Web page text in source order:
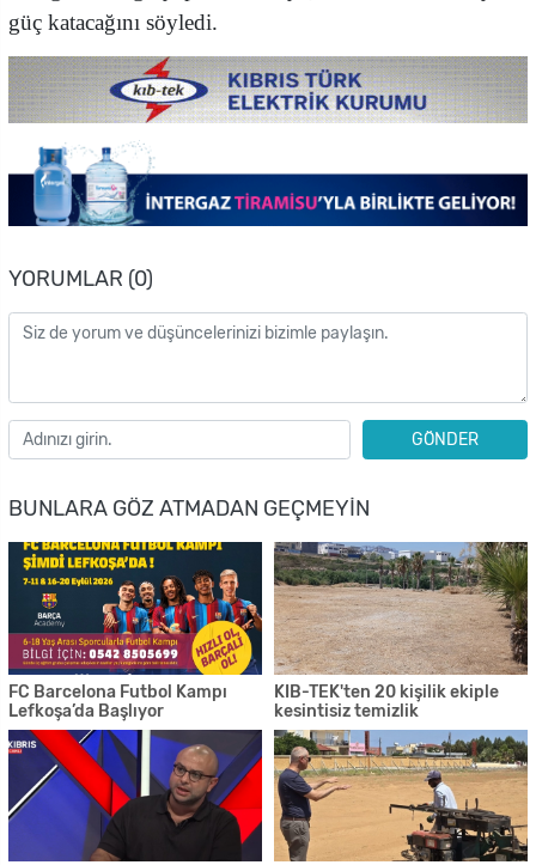
güç katacağını söyledi.
YORUMLAR (0)
GÖNDER
BUNLARA GÖZ ATMADAN GEÇMEYIN
FC Barcelona Futbol Kampı
Lefkoşa’da Başlıyor
KIB-TEK'ten 20 kişilik ekiple
kesintisiz temizlik